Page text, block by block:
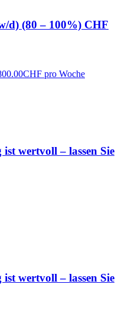
d) (80 – 100%) CHF
pro Woche
wertvoll – lassen Sie
wertvoll – lassen Sie